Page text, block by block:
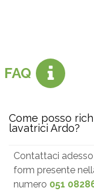
FAQ
Come posso
lavatrici Ardo?
Contattaci
form presente
numero 051